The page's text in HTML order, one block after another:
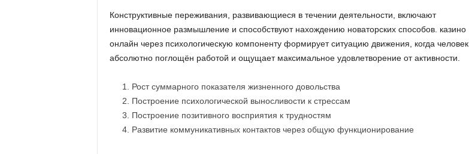
Конструктивные переживания, развивающиеся в течении деятельности, включают
инновационное размышление и способствуют нахождению новаторских способов. казино
онлайн через психологическую компоненту формирует ситуацию движения, когда человек
абсолютно поглощён работой и ощущает максимальное удовлетворение от активности.
Рост суммарного показателя жизненного довольства
Построение психологической выносливости к стрессам
Построение позитивного восприятия к трудностям
Развитие коммуникативных контактов через общую функционирование